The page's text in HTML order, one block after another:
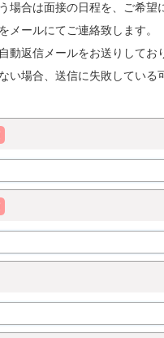
場合は面接の日程を、ご希望
メールにてご連絡致します。
動返信メールをお送りしてお
い場合、送信に失敗している